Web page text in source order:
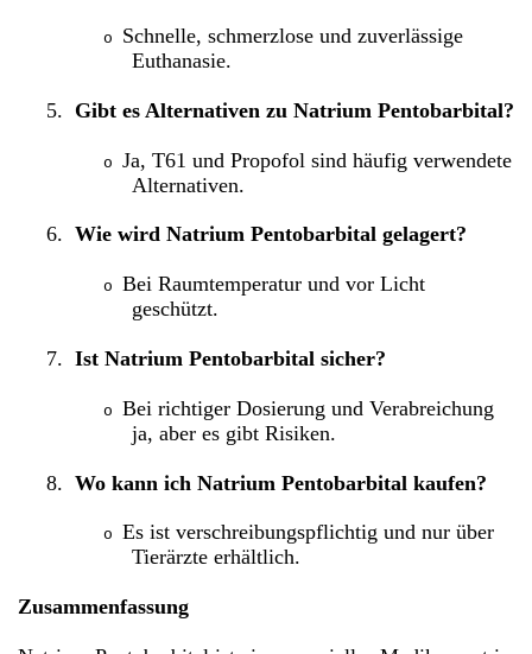
o
Schnelle, schmerzlose und zuverlässige
Euthanasie.
5. Gibt es Alternativen zu Natrium Pentobarbital?
o Ja, T61 und Propofol sind häufig verwendete
Alternativen.
6. Wie wird Natrium Pentobarbital gelagert?
o Bei Raumtemperatur und vor Licht
geschützt.
7. Ist Natrium Pentobarbital sicher?
o Bei richtiger Dosierung und Verabreichung
ja, aber es gibt Risiken.
8. Wo kann ich Natrium Pentobarbital kaufen?
o Es ist verschreibungspflichtig und nur über
Tierärzte erhältlich.
Zusammenfassung